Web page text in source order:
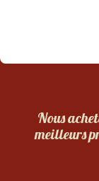
Nous
meilleurs